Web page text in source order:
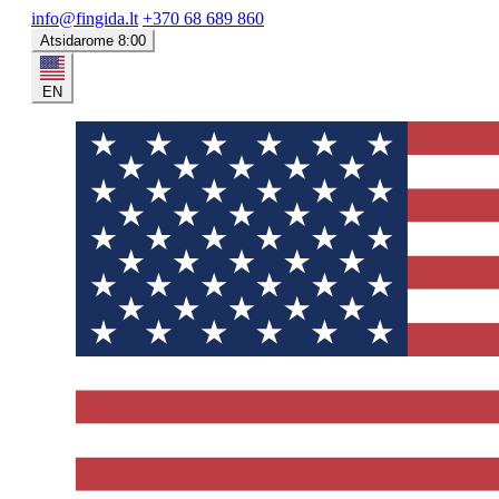
info@fingida.lt +370 68 689 860
Atsidarome 8:00
EN